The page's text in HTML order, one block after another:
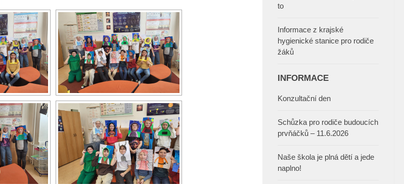
to
Informace z krajské
hygienické stanice pro rodiče
žáků
INFORMACE
Konzultační den
Schůzka pro rodiče budoucích
prvňáčků – 11.6.2026
Naše škola je plná dětí a jede
naplno!